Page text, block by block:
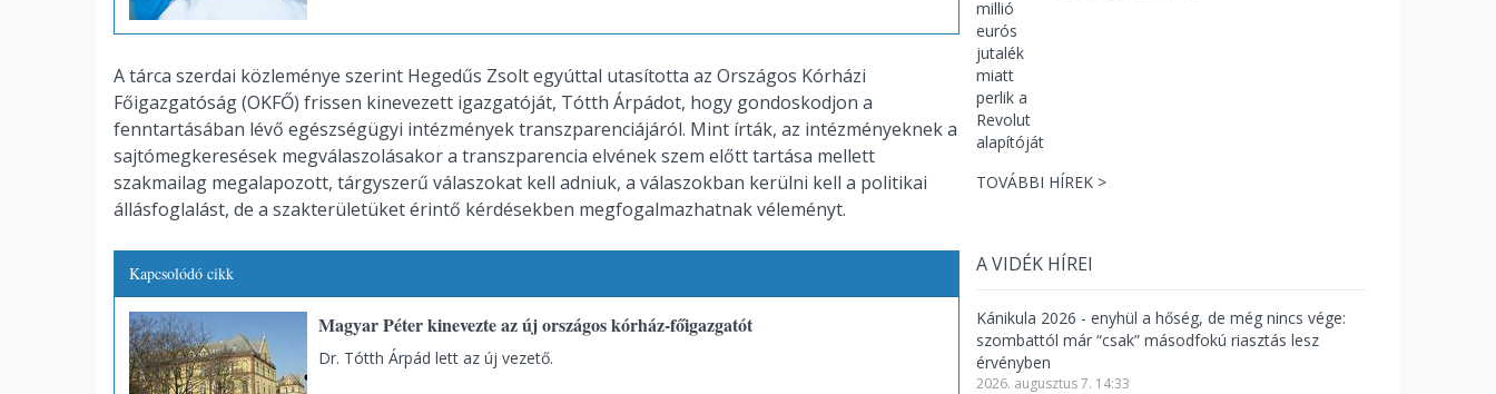
A tárca szerdai közleménye szerint Hegedűs Zsolt egyúttal utasította az Országos Kórházi
Főigazgatóság (OKFŐ) frissen kinevezett igazgatóját, Tótth Árpádot, hogy gondoskodjon a
fenntartásában lévő egészségügyi intézmények transzparenciájáról. Mint írták, az intézményeknek a
sajtómegkeresések megválaszolásakor a transzparencia elvének szem előtt tartása mellett
szakmailag megalapozott, tárgyszerű válaszokat kell adniuk, a válaszokban kerülni kell a politikai
állásfoglalást, de a szakterületüket érintő kérdésekben megfogalmazhatnak véleményt.
Kapcsolódó cikk
Magyar Péter kinevezte az új országos kórház-főigazgatót
Dr. Tótth Árpád lett az új vezető.
TOVÁBBI HÍREK >
A VIDÉK HÍREI
Kánikula 2026 - enyhül a hőség, de még nincs vége:
szombattól már “csak” másodfokú riasztás lesz
érvényben
2026. augusztus 7. 14:33